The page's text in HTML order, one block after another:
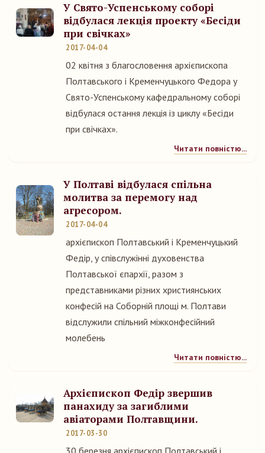
У Свято-Успенському соборі
відбулася лекція проекту «Бесіди
при свічках»
2017-04-04
02 квітня з благословення архієпископа
Полтавського і Кременчуцького Федора у
Свято-Успенському кафедральному соборі
відбулася остання лекція із циклу «Бесіди
при свічках».
Читати повністю...
У Полтаві відбулася спільна
молитва за перемогу над
агресором.
2017-04-04
архієпископ Полтавський і Кременчуцький
Федір, у співслужінні духовенства
Полтавської єпархії, разом з
представниками різних християнських
конфесій на Соборній площі м. Полтави
відслужили спільний міжконфесійний
молебень
Читати повністю...
Архієпископ Федір звершив
панахиду за загиблими
авіаторами Полтавщини.
2017-03-30
30 березня архієпископ Полтавський і